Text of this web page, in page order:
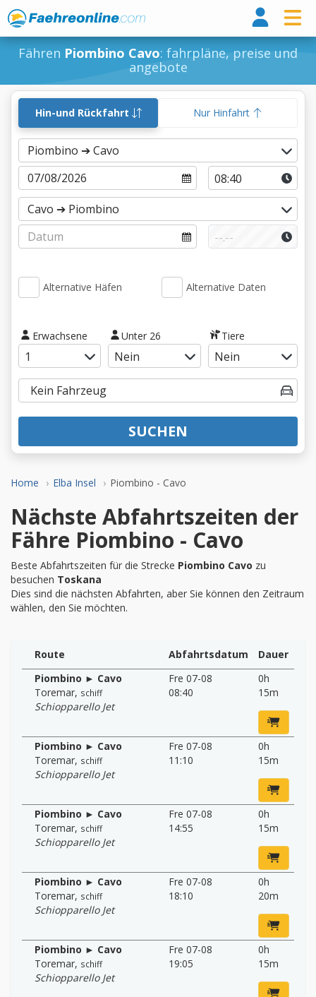
Fähren Piombino Cavo: fahrpläne, preise und
angebote
Home Elba Insel Piombino - Cavo
Hin-und Rückfahrt Nur Hinfahrt
Alternative Häfen Alternative Daten
Erwachsene Unter 26 Tiere
SUCHEN
Nächste Abfahrtszeiten der
Fähre Piombino - Cavo
Beste Abfahrtszeiten für die Strecke Piombino Cavo zu
besuchen Toskana
Dies sind die nächsten Abfahrten, aber Sie können den Zeitraum
wählen, den Sie möchten.
Route Abfahrtsdatum
Dauer
Piombino ► Cavo
Toremar, schiff
Schiopparello Jet
Fre 07-08
08:40
0h
15m
Piombino ► Cavo
Toremar, schiff
Schiopparello Jet
Fre 07-08
11:10
0h
15m
Piombino ► Cavo
Toremar, schiff
Schiopparello Jet
Fre 07-08
14:55
0h
15m
Piombino ► Cavo
Toremar, schiff
Schiopparello Jet
Fre 07-08
18:10
0h
20m
Piombino ► Cavo
Toremar, schiff
Schiopparello Jet
Fre 07-08
19:05
0h
15m